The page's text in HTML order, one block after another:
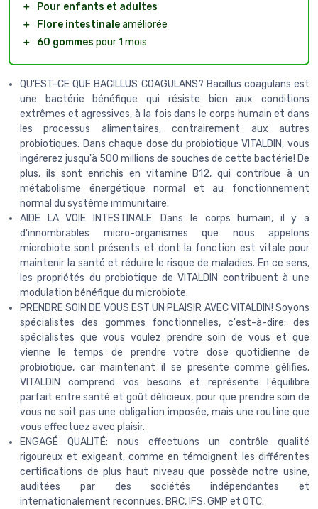
＋
Pour enfants et adultes
＋
Flore intestinaleaméliorée
＋
60 gommes pour 1 mois
QU'EST-CE QUE BACILLUS COAGULANS? Bacillus coagulans est
une bactérie bénéfique qui résiste bien aux conditions
extrêmes et agressives, à la fois dans le corps humain et dans
les processus alimentaires, contrairement aux autres
probiotiques. Dans chaque dose du probiotique VITALDIN, vous
ingérerez jusqu'à 500 millions de souches de cette bactérie! De
plus, ils sont enrichis en vitamine B12, qui contribue à un
métabolisme énergétique normal et au fonctionnement
normal du système immunitaire.
AIDE LA VOIE INTESTINALE: Dans le corps humain, il y a
d'innombrables micro-organismes que nous appelons
microbiote sont présents et dont la fonction est vitale pour
maintenir la santé et réduire le risque de maladies. En ce sens,
les propriétés du probiotique de VITALDIN contribuent à une
modulation bénéfique du microbiote.
PRENDRE SOIN DE VOUS EST UN PLAISIR AVEC VITALDIN! Soyons
spécialistes des gommes fonctionnelles, c'est-à-dire: des
spécialistes que vous voulez prendre soin de vous et que
vienne le temps de prendre votre dose quotidienne de
probiotique, car maintenant il se presente comme gélifies.
VITALDIN comprend vos besoins et représente l'équilibre
parfait entre santé et goût délicieux, pour que prendre soin de
vous ne soit pas une obligation imposée, mais une routine que
vous effectuez avec plaisir.
ENGAGÉ QUALITÉ: nous effectuons un contrôle qualité
rigoureux et exigeant, comme en témoignent les différentes
certifications de plus haut niveau que possède notre usine,
auditées par des sociétés indépendantes et
internationalement reconnues: BRC, IFS, GMP et OTC.